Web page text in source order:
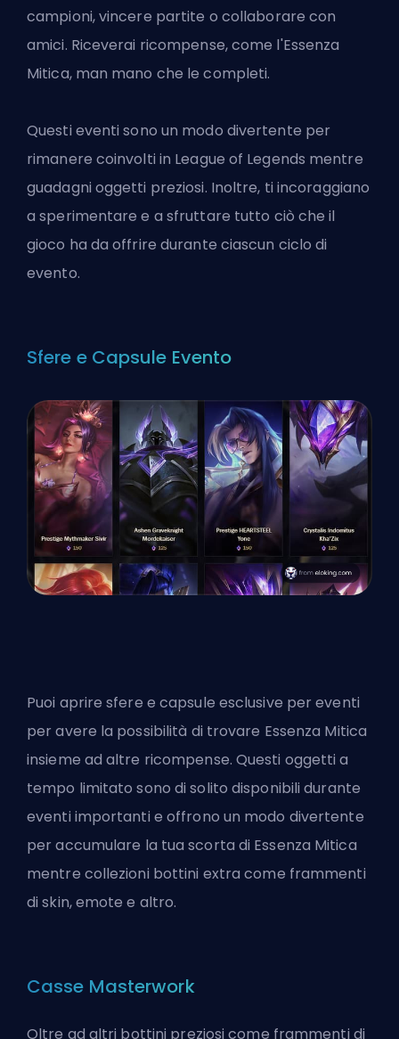
campioni, vincere partite o collaborare con
amici. Riceverai ricompense, come l'Essenza
Mitica, man mano che le completi.
Questi eventi sono un modo divertente per
rimanere coinvolti in League of Legends mentre
guadagni oggetti preziosi. Inoltre, ti incoraggiano
a sperimentare e a sfruttare tutto ciò che il
gioco ha da offrire durante ciascun ciclo di
evento.
Sfere e Capsule Evento
Puoi aprire sfere e capsule esclusive per eventi
per avere la possibilità di trovare Essenza Mitica
insieme ad altre ricompense. Questi oggetti a
tempo limitato sono di solito disponibili durante
eventi importanti e offrono un modo divertente
per accumulare la tua scorta di Essenza Mitica
mentre collezioni bottini extra come frammenti
di skin, emote e altro.
Casse Masterwork
Oltre ad altri bottini preziosi come frammenti di